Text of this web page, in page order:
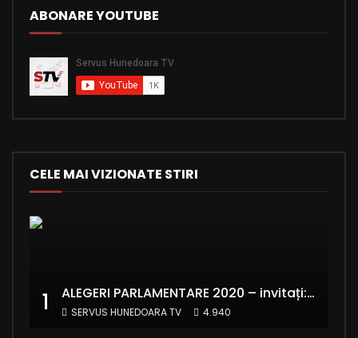
ABONARE YOUTUBE
CELE MAI VIZIONATE STIRI
1 ALEGERI PARLAMENTARE 2020 – invitați: Ionela Florea și Emanuel Valentin Crișan – RE:Start România
SERVUS HUNEDOARA TV 4.940